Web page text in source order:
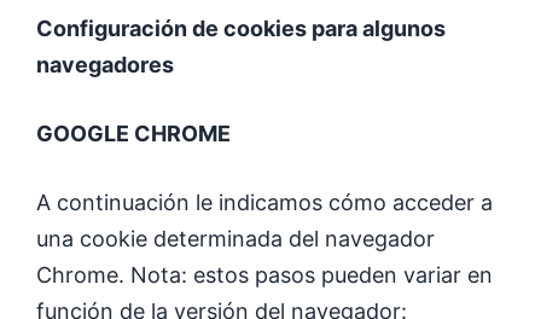
Configuración de cookies para algunos
navegadores
GOOGLE CHROME
A continuación le indicamos cómo acceder a
una cookie determinada del navegador
Chrome. Nota: estos pasos pueden variar en
función de la versión del navegador: